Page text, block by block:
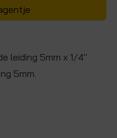
leiding 5mm x 1/4"
5mm.